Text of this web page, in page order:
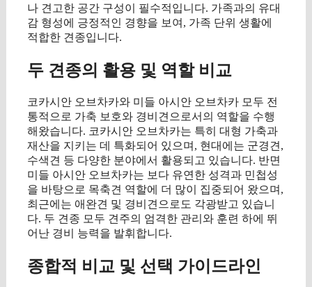
나 견고한 공간 구성이 필수적입니다. 가족과의 유대
감 형성에 긍정적인 경향을 보여, 가족 단위 생활에
적합한 견종입니다.
두 견종의 활용 및 역할 비교
코카시안 오브차카와 미들 아시안 오브차카 모두 전
통적으로 가축 보호와 경비견으로서의 역할을 수행
해왔습니다. 코카시안 오브차카는 특히 대형 가축과
재산을 지키는 데 특화되어 있으며, 현대에는 군경견,
수색견 등 다양한 분야에서 활용되고 있습니다. 반면
미들 아시안 오브차카는 보다 유연한 성격과 민첩성
을 바탕으로 목축견 역할에 더 많이 집중되어 왔으며,
최근에는 애완견 및 경비견으로도 각광받고 있습니
다. 두 견종 모두 견주의 엄격한 관리와 훈련 하에 뛰
어난 경비 능력을 발휘합니다.
종합적 비교 및 선택 가이드라인